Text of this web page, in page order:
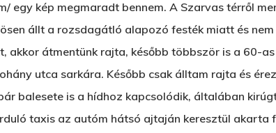
egy kép megmaradt bennem. A Szarvas térről
állt a rozsdagátló alapozó festék miatt és
akkor átmentünk rajta, később többször is a 60-
utca sarkára. Később csak álltam rajta és
balesete is a hídhoz kapcsolódik, általában
taxis az autóm hátsó ajtaján keresztül